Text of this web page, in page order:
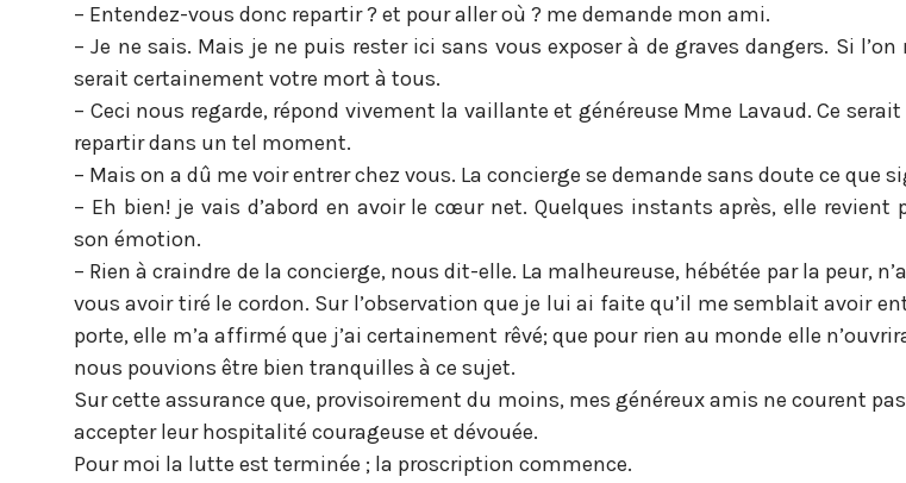
– Entendez-vous donc repartir ? et pour aller où ? me demande mon ami.
– Je ne sais. Mais je ne puis rester ici sans vous exposer à de graves dangers. Si
serait certainement votre mort à tous.
– Ceci nous regarde, répond vivement la vaillante et généreuse Mme Lavaud. Ce
repartir dans un tel moment.
– Mais on a dû me voir entrer chez vous. La concierge se demande sans doute ce que
– Eh bien! je vais d’abord en avoir le cœur net. Quelques instants après, elle revient
son émotion.
– Rien à craindre de la concierge, nous dit-elle. La malheureuse, hébétée par la peur,
vous avoir tiré le cordon. Sur l’observation que je lui ai faite qu’il me semblait avoir
porte, elle m’a affirmé que j’ai certainement rêvé; que pour rien au monde elle
nous pouvions être bien tranquilles à ce sujet.
Sur cette assurance que, provisoirement du moins, mes généreux amis ne courent
accepter leur hospitalité courageuse et dévouée.
Pour moi la lutte est terminée ; la proscription commence.